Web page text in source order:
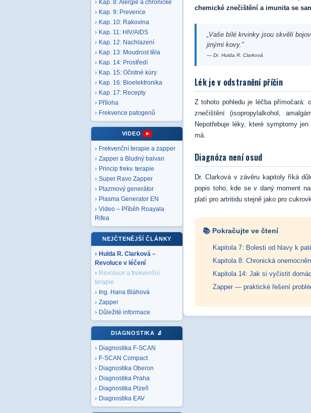
Kap. 8: Alergie a chronické
Kap. 9: Prevence
Kap. 10: Rakovina
Kap. 11: HIV/AIDS
Kap. 12: Nachlazení
Kap. 13: Moudrost těla
Kap. 14: Prostředí
Kap. 15: Očistné kúry
Kap. 16: Bioelektronika
Kap. 17: Recepty
Příloha
Frekvence patogenů
VIDEO
Frekvenční terapie a zapper
Zapper a Bludný balvan
Princip frekv. terapie
Super Ravo Zapper
Plazmový generátor
Plasma Generator EN
Video – Příběh Roayala
Rifea
NEJČTENĚJŠÍ ČLÁNKY
Hulda R. Clarková –
Revoluce v léčení
Revoluce a frekvenční
terapie
Ing. Hana Bláhová
Zapper
Důležité informace
DIAGNOSTIKA 🔬
Diagnostika F-SCAN
F-SCAN Compact
Diagnostika Oberon
Diagnostika Praha
Diagnostika Plzeň
Diagnostika EAV
chemické znečištění a imunita se
„Vaše bílé krvinky jsou skvělí
jinými kovy."
— Dr. Hulda R. Clarková
Lék je v odstranění příčin
Z tohoto pohledu je léčba přímočará:
znečištění (isopropylalkohol,
Nepotřebuje léky, které symptomy
má.
Diagnóza není osud
Dr. Clarková v závěru kapitoly říká
popis toho, kde se v daný moment
platí pro artritidu stejně jako pro
📚 Pokračujte ve čtení
Kapitola 7: Bolesti od hlavy k
Kapitola 8: Chronická
Kapitola 14: Jak si vyčistit
Zapper — praktické řešení